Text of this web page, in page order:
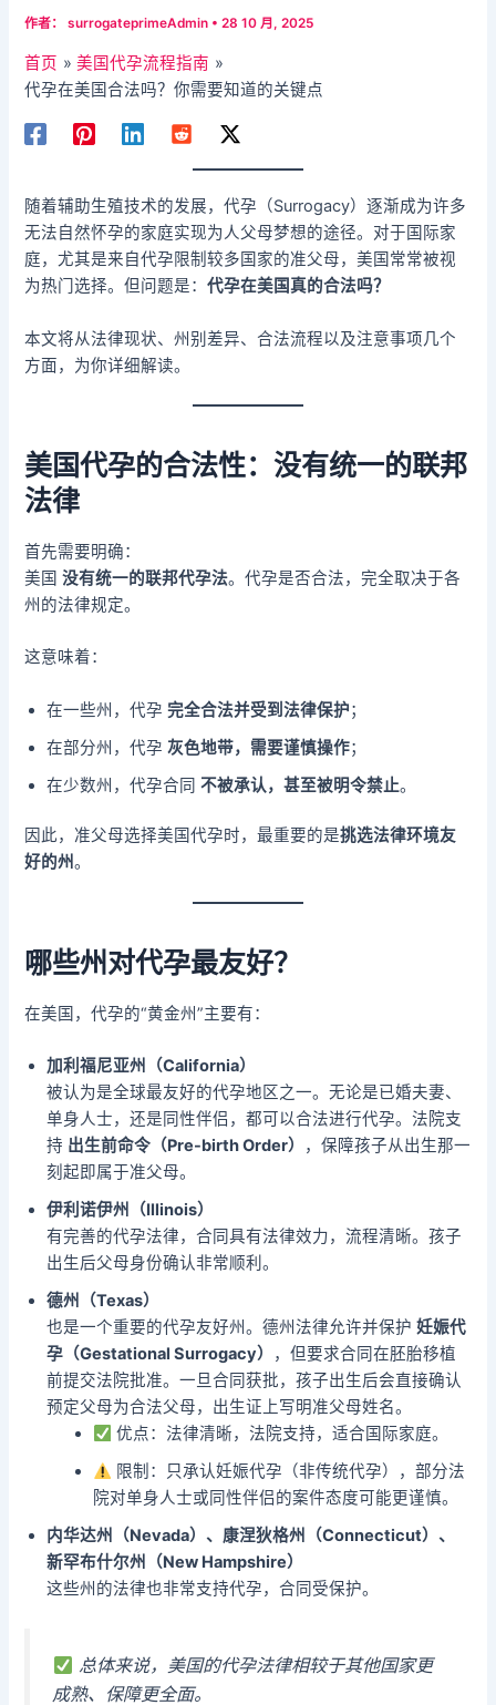
作者： surrogateprimeAdmin •28 10 月, 2025
首页
美国代孕流程指南
代孕在美国合法吗？你需要知道的关键点
随着辅助生殖技术的发展，代孕（Surrogacy）逐渐成为许多
无法自然怀孕的家庭实现为人父母梦想的途径。对于国际家
庭，尤其是来自代孕限制较多国家的准父母，美国常常被视
为热门选择。但问题是：代孕在美国真的合法吗？
本文将从法律现状、州别差异、合法流程以及注意事项几个
方面，为你详细解读。
美国代孕的合法性：没有统一的联邦
法律
首先需要明确：
美国没有统一的联邦代孕法。代孕是否合法，完全取决于各
州的法律规定。
这意味着：
在一些州，代孕完全合法并受到法律保护；
在部分州，代孕灰色地带，需要谨慎操作；
在少数州，代孕合同不被承认，甚至被明令禁止。
因此，准父母选择美国代孕时，最重要的是挑选法律环境友
好的州。
哪些州对代孕最友好？
在美国，代孕的“黄金州”主要有：
加利福尼亚州（California）
被认为是全球最友好的代孕地区之一。无论是已婚夫妻、
单身人士，还是同性伴侣，都可以合法进行代孕。法院支
持 出生前命令（Pre-birth Order） ，保障孩子从出生那一
刻起即属于准父母。
伊利诺伊州（Illinois）
有完善的代孕法律，合同具有法律效力，流程清晰。孩子
出生后父母身份确认非常顺利。
德州（Texas）
也是一个重要的代孕友好州。德州法律允许并保护妊娠代
孕（Gestational Surrogacy） ，但要求合同在胚胎移植
前提交法院批准。一旦合同获批，孩子出生后会直接确认
预定父母为合法父母，出生证上写明准父母姓名。
优点：法律清晰，法院支持，适合国际家庭。
限制：只承认妊娠代孕（非传统代孕），部分法
院对单身人士或同性伴侣的案件态度可能更谨慎。
内华达州（Nevada）、康涅狄格州（Connecticut）、
新罕布什尔州（New Hampshire）
这些州的法律也非常支持代孕，合同受保护。
总体来说，美国的代孕法律相较于其他国家更
成熟、保障更全面。